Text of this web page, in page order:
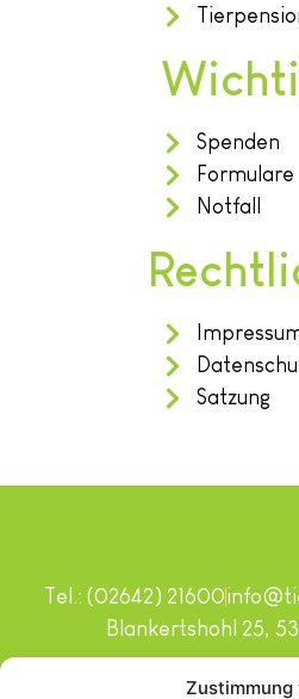
Spenden
Formulare
Notfall
Satzung
Copyright © 2024. Alle
Tel.: (02642) 21600
Blankertshohl 25,